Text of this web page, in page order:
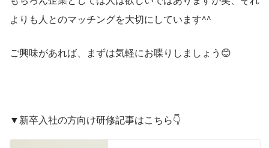
よりも人とのマッチングを大切にしています^^
ご興味があれば、まずは気軽にお喋りしましょう😊
▼新卒入社の方向け研修記事はこちら👇